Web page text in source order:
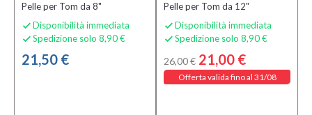
Pelle per Tom da 8"
 Disponibilità immediata
 Spedizione solo 8,90 €
21,50 €
Pelle per Tom da 12"
 Disponibilità immediata
 Spedizione solo 8,90 €
26,00 € 21,00 €
Offerta valida fino al 31/08